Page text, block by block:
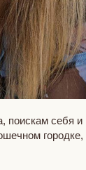
себя